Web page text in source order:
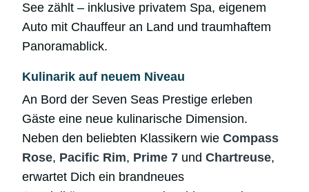
See zählt – inklusive privatem Spa, eigenem
Auto mit Chauffeur an Land und traumhaftem
Panoramablick.
Kulinarik auf neuem Niveau
An Bord der Seven Seas Prestige erleben
Gäste eine neue kulinarische Dimension.
Neben den beliebten Klassikern wieCompass
Rose, Pacific Rim, Prime 7 undChartreuse,
erwartet Dich ein brandneues